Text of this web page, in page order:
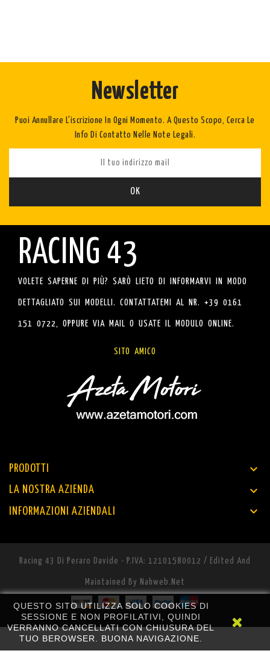
Newsletter
Puoi Annullare L'iscrizione In Ogni Momento. A Questo Scopo, Cerca Le
Info Di Contatto Nelle Note Legali.
RACING 43
VOLETE SAPERNE DI PIÙ? SARÒ LIETO DI INFORMARVI IN MODO
DETTAGLIATO SUI MODELLI. CONTATTATEMI AL NR. +39 0161
151 0722, OPPURE VIA MAIL O USATE IL MODULO ONLINE.
SITO AMICO
PRODOTTI 
LA NOSTRA AZIENDA 
INFORMAZIONI AZIENDALI 
QUESTO SITO UTILIZZA SOLO COOKIES DI
SESSIONE E NON PROFILATIVI, QUINDI
VERRANNO CANCELLATI CON CHIUSURA DEL
TUO BEROWSER. BUONA NAVIGAZIONE.
Racing 43 Di Peraro Davide - P.IVA: 12101580012 / Edited And
Maintained By Nahweb.net